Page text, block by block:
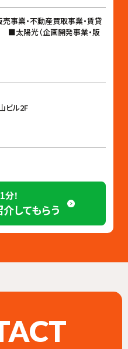
事業・不動産買取事業・賃貸
■太陽光（企画開発事業・販
ビル2F
！
してもらう